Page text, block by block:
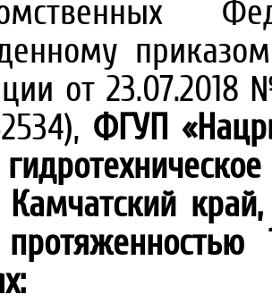
от 23.07.2018
ФГУП
Камчатский